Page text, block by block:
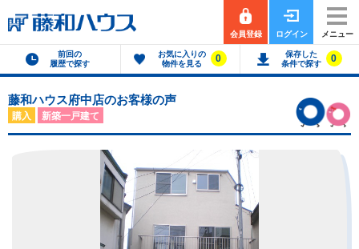
会員登録 ログイン メニュー
前回の
履歴で探す
お気に入りの
物件を見る
0
保存した
条件で探す
0
藤和ハウス府中店のお客様の声
購入 新築一戸建て